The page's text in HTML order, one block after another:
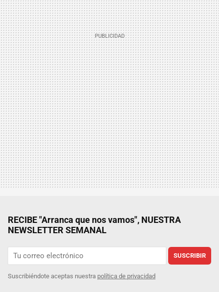
RECIBE "Arranca que nos vamos", NUESTRA
NEWSLETTER SEMANAL
SUSCRIBIR
Suscribiéndote aceptas nuestra política de privacidad